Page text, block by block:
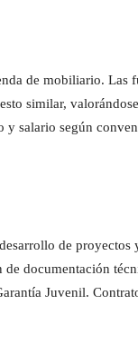
de mobiliario.
similar,
y salario según
de
documentación
Juvenil.